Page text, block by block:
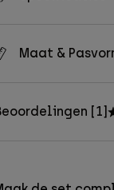
Maat &
[1]